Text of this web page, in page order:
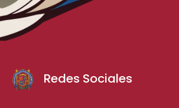
Redes Sociales